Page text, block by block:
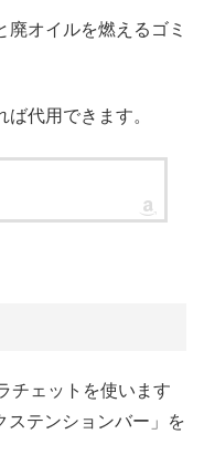
オイルを燃えるゴミ
代用できます。
チェットを使います
ステンションバー」を